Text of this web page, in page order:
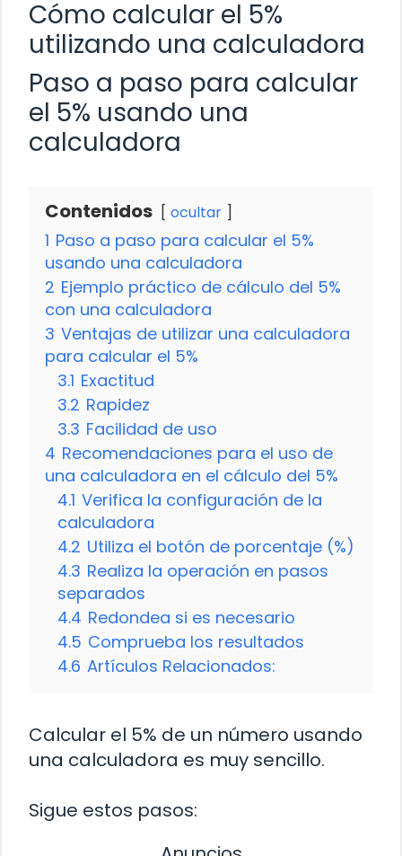
Cómo calcular el 5%
utilizando una calculadora
Paso a paso para calcular
el 5% usando una
calculadora
Contenidos ocultar
1 Paso a paso para calcular el 5%
usando una calculadora
2 Ejemplo práctico de cálculo del 5%
con una calculadora
3 Ventajas de utilizar una calculadora
para calcular el 5%
3.1 Exactitud
3.2 Rapidez
3.3 Facilidad de uso
4 Recomendaciones para el uso de
una calculadora en el cálculo del 5%
4.1 Verifica la configuración de la
calculadora
4.2 Utiliza el botón de porcentaje (%)
4.3 Realiza la operación en pasos
separados
4.4 Redondea si es necesario
4.5 Comprueba los resultados
4.6 Artículos Relacionados:
Calcular el 5% de un número usando
una calculadora es muy sencillo.
Sigue estos pasos: